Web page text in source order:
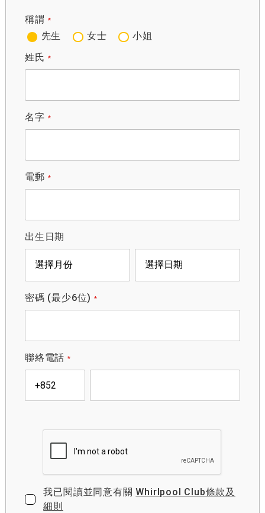
稱謂
先生
女士
小姐
姓氏
名字
電郵
出生日期
密碼 (最少6位)
聯絡電話
我已閱讀並同意有關Whirlpool Club條款及
細則